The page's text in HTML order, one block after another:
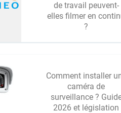
de travail peuvent-
elles filmer en
?
Comment installer
caméra de
surveillance ?
2026 et législation